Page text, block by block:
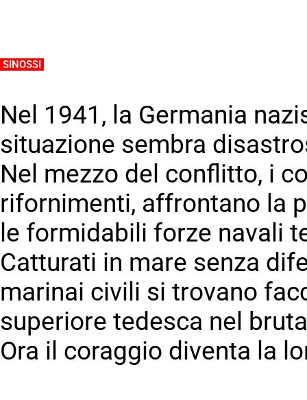
SINOSSI
Nel 1941, la Germania
situazione sembra
Nel mezzo del conflitto, i
rifornimenti, affrontano la
le formidabili forze navali
Catturati in mare senza
marinai civili si trovano
superiore tedesca nel
Ora il coraggio diventa la